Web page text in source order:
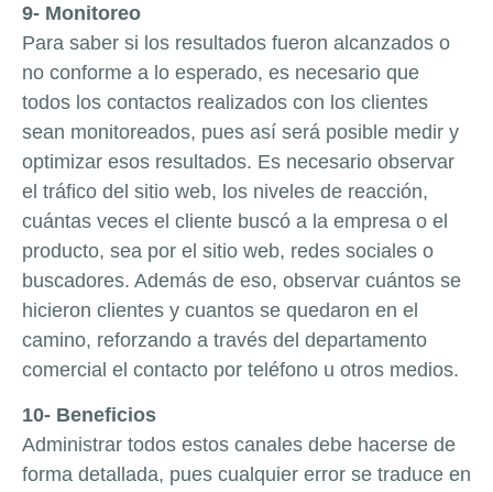
9- Monitoreo
Para saber si los resultados fueron alcanzados o
no conforme a lo esperado, es necesario que
todos los contactos realizados con los clientes
sean monitoreados, pues así será posible medir y
optimizar esos resultados. Es necesario observar
el tráfico del sitio web, los niveles de reacción,
cuántas veces el cliente buscó a la empresa o el
producto, sea por el sitio web, redes sociales o
buscadores. Además de eso, observar cuántos se
hicieron clientes y cuantos se quedaron en el
camino, reforzando a través del departamento
comercial el contacto por teléfono u otros medios.
10- Beneficios
Administrar todos estos canales debe hacerse de
forma detallada, pues cualquier error se traduce en